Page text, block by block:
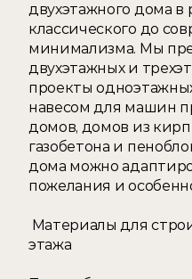
двухэтажного дома в
классического до
минимализма. Мы
двухэтажных и
проекты
навесом для машин
домов, домов из
газобетона и
дома можно
пожелания и
этажа